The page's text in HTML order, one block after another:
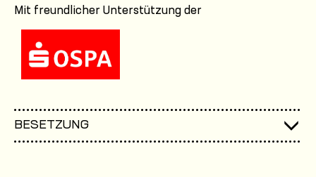
Mit freundlicher Unterstützung der
BESETZUNG